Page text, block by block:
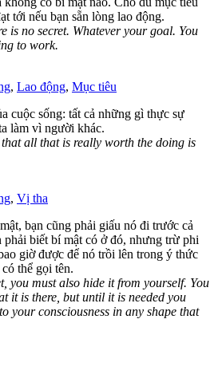
tới nếu bạn sẵn lòng lao động.
is no secret. Whatever your goal. You
to work.
, Lao động, Mục tiêu
cuộc sống: tất cả những gì thực sự
làm vì người khác.
all that is really worth the doing is
, Vị tha
bạn cũng phải giấu nó đi trước cả
biết bí mật có ở đó, nhưng trừ phi
giờ được để nó trồi lên trong ý thức
thể gọi tên.
you must also hide it from yourself. You
it is there, but until it is needed you
your consciousness in any shape that